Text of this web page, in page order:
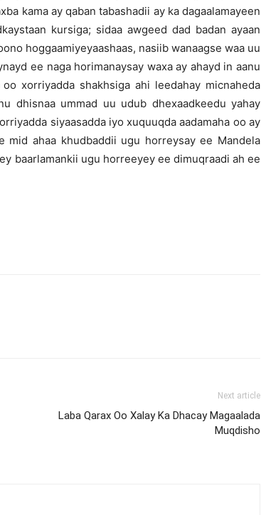
kama ay qaban tabashadii ay ka dagaalamayeen
kursiga; sidaa awgeed dad badan ayaan
hoggaamiyeyaashaas, nasiib wanaagse waa uu
ee naga horimanaysay waxa ay ahayd in aanu
xorriyadda shakhsiga ahi leedahay micnaheda
dhisnaa ummad uu udub dhexaadkeedu yahay
siyaasadda iyo xuquuqda aadamaha oo ay
mid ahaa khudbaddii ugu horreysay ee Mandela
baarlamankii ugu horreeyey ee dimuqraadi ah ee
Next article
Laba Qarax Oo Xalay Ka Dhacay Magaalada
Muqdisho